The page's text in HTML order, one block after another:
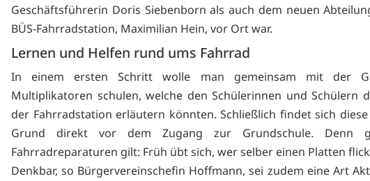
Geschäftsführerin Doris Siebenborn als auch dem neuen
BÜS-Fahrradstation, Maximilian Hein, vor Ort war.
Lernen und Helfen rund ums Fahrrad
In einem ersten Schritt wolle man gemeinsam mit der
Multiplikatoren schulen, welche den Schülerinnen und Schülern
der Fahrradstation erläutern könnten. Schließlich findet sich
Grund direkt vor dem Zugang zur Grundschule. Denn
Fahrradreparaturen gilt: Früh übt sich, wer selber einen Platten
Denkbar, so Bürgervereinschefin Hoffmann, sei zudem eine Art